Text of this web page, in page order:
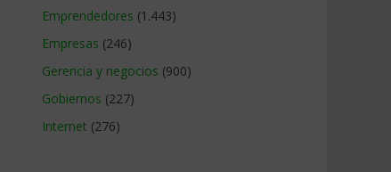
Emprendedores (1.443)
Empresas (246)
Gerencia y negocios (900)
Gobiernos (227)
Internet (276)